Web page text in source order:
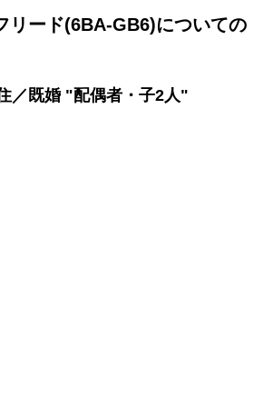
リード(6BA-GB6)についての
／既婚 "配偶者・子2人"